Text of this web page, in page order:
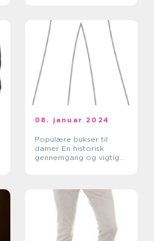
08. januar 2024
Populære bukser til
damer En historisk
gennemgang og vigtige